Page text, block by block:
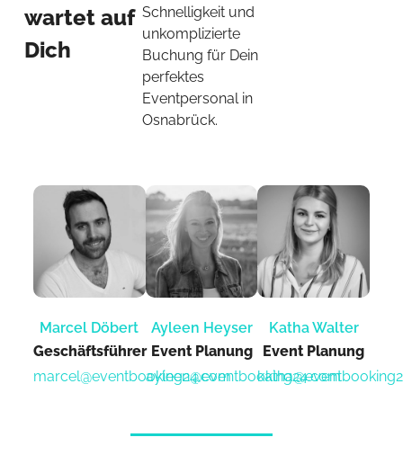
wartet auf
Dich
Schnelligkeit und
unkomplizierte
Buchung für Dein
perfektes
Eventpersonal in
Osnabrück.
Marcel Döbert
Geschäftsführer
marcel@eventbooking24.com
Ayleen Heyser
Event Planung​
ayleen@eventbooking24.com
Katha Walter
Event Planung​